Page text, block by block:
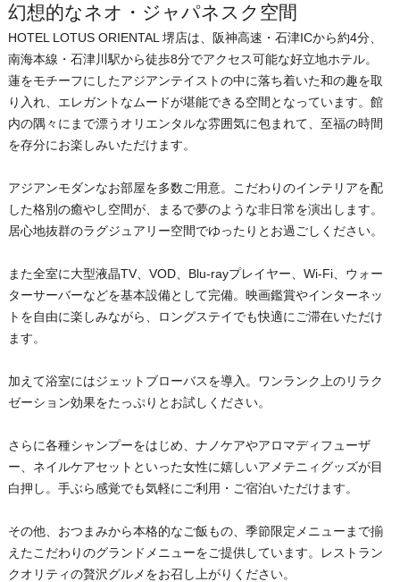
幻想的なネオ・ジャパネスク空間
HOTEL LOTUS ORIENTAL 堺店は、阪神高速・石津ICから約4分、
南海本線・石津川駅から徒歩8分でアクセス可能な好立地ホテル。
蓮をモチーフにしたアジアンテイストの中に落ち着いた和の趣を取
り入れ、エレガントなムードが堪能できる空間となっています。館
内の隅々にまで漂うオリエンタルな雰囲気に包まれて、至福の時間
を存分にお楽しみいただけます。
アジアンモダンなお部屋を多数ご用意。こだわりのインテリアを配
した格別の癒やし空間が、まるで夢のような非日常を演出します。
居心地抜群のラグジュアリー空間でゆったりとお過ごしください。
また全室に大型液晶TV、VOD、Blu-rayプレイヤー、Wi-Fi、ウォー
ターサーバーなどを基本設備として完備。映画鑑賞やインターネッ
トを自由に楽しみながら、ロングステイでも快適にご滞在いただけ
ます。
加えて浴室にはジェットブローバスを導入。ワンランク上のリラク
ゼーション効果をたっぷりとお試しください。
さらに各種シャンプーをはじめ、ナノケアやアロマディフューザ
ー、ネイルケアセットといった女性に嬉しいアメテニィグッズが目
白押し。手ぶら感覚でも気軽にご利用・ご宿泊いただけます。
その他、おつまみから本格的なご飯もの、季節限定メニューまで揃
えたこだわりのグランドメニューをご提供しています。レストラン
クオリティの贅沢グルメをお召し上がりください。